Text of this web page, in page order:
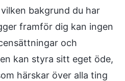
bakgrund du har
framför dig kan ingen
och
kan styra sitt eget öde,
härskar över alla ting